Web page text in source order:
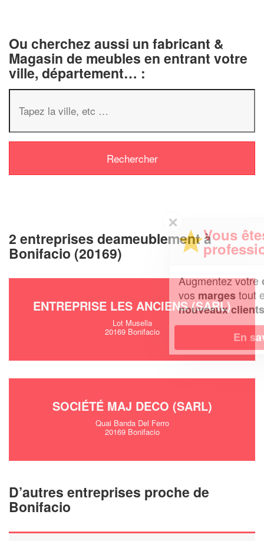
Ou cherchez aussi un fabricant &
Magasin de meubles en entrant votre
ville, département… :
2 entreprises deameublement à
Bonifacio (20169)
ENTREPRISE LES ANCIENS (SARL)
Lot Musella
20169 Bonifacio
SOCIÉTÉ MAJ DECO (SARL)
Quai Banda Del Ferro
20169 Bonifacio
D’autres entreprises proche de
Bonifacio
Vous êtes un
professionnel ?
Augmentez votrechiffre d'affaireset
tout en gagnant de
nouveaux clients!
En savoir plus